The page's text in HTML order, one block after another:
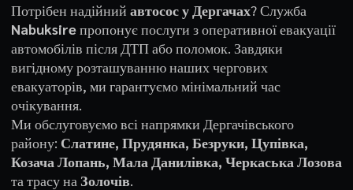
Потрібен надійний автосос у Дергачах? Служба
Nabuksireпропонує послуги з оперативної евакуації
автомобілів після ДТП або поломок. Завдяки
вигідному розташуванню наших чергових
евакуаторів, ми гарантуємо мінімальний час
очікування.
Ми обслуговуємо всі напрямки Дергачівського
району: Слатине, Прудянка, Безруки, Цупівка,
Козача Лопань, Мала Данилівка, Черкаська Лозова
та трасу на Золочів.